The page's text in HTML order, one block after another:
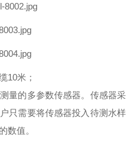
10米；
量的多参数传感器。传感器采
只需要将传感器投入待测水样
数值。